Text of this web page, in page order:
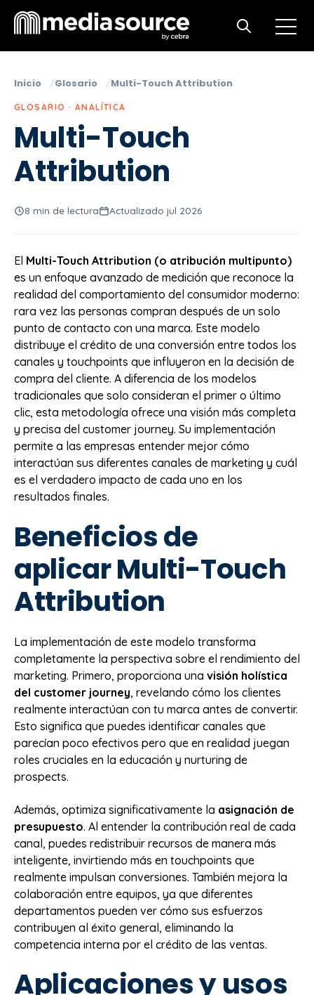
Open
Open search
Inicio Glosario Multi-Touch Attribution
GLOSARIO · ANALÍTICA
Multi-Touch
Attribution
8 min de lectura Actualizado jul 2026
El Multi-Touch Attribution (o atribución multipunto)
es un enfoque avanzado de medición que reconoce la
realidad del comportamiento del consumidor moderno:
rara vez las personas compran después de un solo
punto de contacto con una marca. Este modelo
distribuye el crédito de una conversión entre todos los
canales y touchpoints que influyeron en la decisión de
compra del cliente. A diferencia de los modelos
tradicionales que solo consideran el primer o último
clic, esta metodología ofrece una visión más completa
y precisa del customer journey. Su implementación
permite a las empresas entender mejor cómo
interactúan sus diferentes canales de marketing y cuál
es el verdadero impacto de cada uno en los
resultados finales.
Beneficios de
aplicar Multi-Touch
Attribution
La implementación de este modelo transforma
completamente la perspectiva sobre el rendimiento del
marketing. Primero, proporciona una visión holística
del customer journey, revelando cómo los clientes
realmente interactúan con tu marca antes de convertir.
Esto significa que puedes identificar canales que
parecían poco efectivos pero que en realidad juegan
roles cruciales en la educación y nurturing de
prospects.
Además, optimiza significativamente la asignación de
presupuesto. Al entender la contribución real de cada
canal, puedes redistribuir recursos de manera más
inteligente, invirtiendo más en touchpoints que
realmente impulsan conversiones. También mejora la
colaboración entre equipos, ya que diferentes
departamentos pueden ver cómo sus esfuerzos
contribuyen al éxito general, eliminando la
competencia interna por el crédito de las ventas.
Aplicaciones y usos